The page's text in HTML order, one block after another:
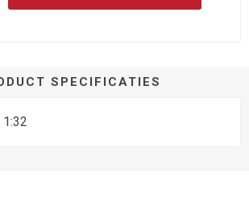
SPECIFICATIES
1:32